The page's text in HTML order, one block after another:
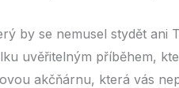
by se nemusel stydět ani
uvěřitelným příběhem,
akčňárnu, která vás